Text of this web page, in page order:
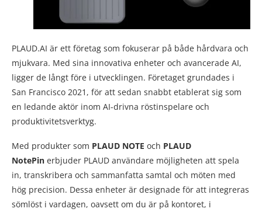
PLAUD.AI är ett företag som fokuserar på både hårdvara och
mjukvara. Med sina innovativa enheter och avancerade AI,
ligger de långt före i utvecklingen. Företaget grundades i
San Francisco 2021, för att sedan snabbt etablerat sig som
en ledande aktör inom AI-drivna röstinspelare och
produktivitetsverktyg.
Med produkter som PLAUD NOTE och PLAUD
NotePin erbjuder PLAUD användare möjligheten att spela
in, transkribera och sammanfatta samtal och möten med
hög precision. Dessa enheter är designade för att integreras
sömlöst i vardagen, oavsett om du är på kontoret, i